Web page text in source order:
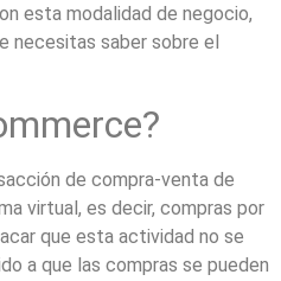
esta modalidad de negocio,
necesitas saber sobre el
de compra-venta de
virtual, es decir, compras por
que esta actividad no se
a que las compras se pueden